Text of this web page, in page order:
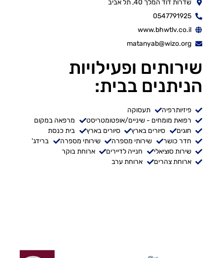
שדרות דוד המלך 40, תל אביב
0547791925
www.bhwtlv.co.il
matanyab@wizo.org
שירותים ופעילויות
הניתנים בבית:
פיזיותרפיה
תעסוקה
רפואת מומחים - שיניים/אופטומטריסט
מרפאה במקום
חוגים
סיורים בארץ סיורים בארץ
בית כנסת
חדר כושר
שירותי מספרה שירותי מספרה
ברידג'
שירות סוציאלי
חנייה לדיירים
ארוחת בוקר
ארוחת צהרים
ארוחת ערב